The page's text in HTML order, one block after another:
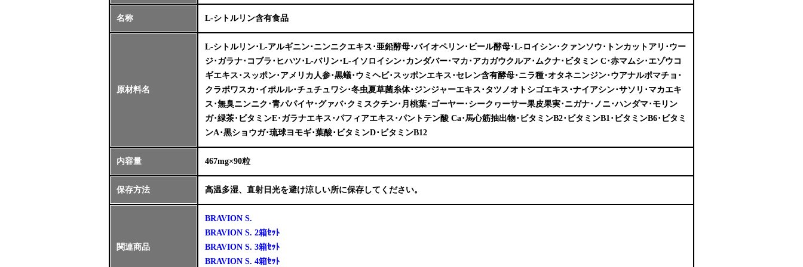
名称 L-シトルリン含有食品
原材料名
L-シトルリン･L-アルギニン･ニンニクエキス･亜鉛酵母･バイオペリン･ビール酵母･L-ロイシン･クァンソウ･トンカットアリ･ウー
ジ･ガラナ･コブラ･ヒハツ･L-バリン･L-イソロイシン･カンダバー･マカ･アカガウクルア･ムクナ･ビタミン C･赤マムシ･エゾウコ
ギエキス･スッポン･アメリカ人参･黒蟻･ウミヘビ･スッポンエキス･セレン含有酵母･ニラ種･オタネニンジン･ウアナルポマチョ･
クラボワスカ･イポルル･チュチュワシ･冬虫夏草菌糸体･ジンジャーエキス･タツノオトシゴエキス･ナイアシン･サソリ･マカエキ
ス･無臭ニンニク･青パパイヤ･グァバ･クミスクチン･月桃葉･ゴーヤー･シークヮーサー果皮果実･ニガナ･ノニ･ハンダマ･モリン
ガ･緑茶･ビタミンE･ガラナエキス･パフィアエキス･パントテン酸 Ca･馬心筋抽出物･ビタミンB2･ビタミンB1･ビタミンB6･ビタミ
ンA･黒ショウガ･琉球ヨモギ･葉酸･ビタミンD･ビタミンB12
内容量 467mg×90粒
保存方法 高温多湿、直射日光を避け涼しい所に保存してください。
関連商品
BRAVION S.
BRAVION S. 2箱ｾｯﾄ
BRAVION S. 3箱ｾｯﾄ
BRAVION S. 4箱ｾｯﾄ